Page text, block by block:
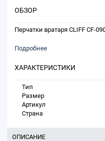
ОБЗОР
Перчатки вратаря CLIFF CF-
Подробнее
ХАРАКТЕРИСТИКИ
Тип
Размер
Артикул
Страна
ОПИСАНИЕ